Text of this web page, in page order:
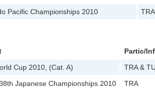
Pacific Championships 2010 TRA
Partic/
Cup 2010, (Cat. A)
TRA &
Japanese Championships 2010 TRA